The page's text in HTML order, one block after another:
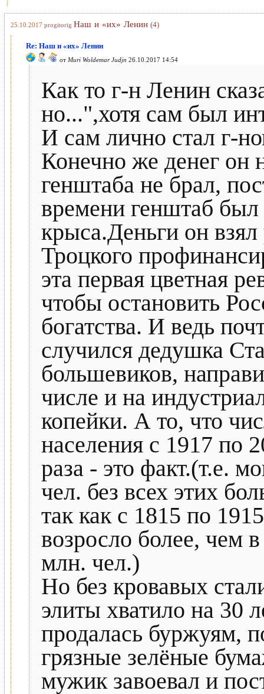
25.10.2017 progitorig Наш и «их» Ленин (4)
Re: Наш и «их» Ленин
от Muri Woldemar Judjn 26.10.2017 14:54
Как то г-н Ленин
но...",хотя сам был
И сам лично стал г-
Конечно же денег он
генштаба не брал,
времени генштаб
крыса.Деньги он
Троцкого
эта первая цветная
чтобы остановить
богатства. И ведь
случился дедушка
большевиков,
числе и на
копейки. А то, что
населения с 1917 по
раза - это факт.(т.е.
чел. без всех этих
так как с 1815 по
возросло более, чем
млн. чел.)
Но без кровавых
элиты хватило на 30
продалась буржуям,
грязные зелёные
мужик завоевал и